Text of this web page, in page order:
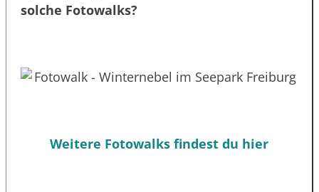
solche Fotowalks?
Weitere Fotowalks findest du hier